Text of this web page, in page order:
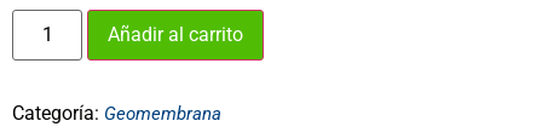
Añadir al carrito
Categoría: Geomembrana